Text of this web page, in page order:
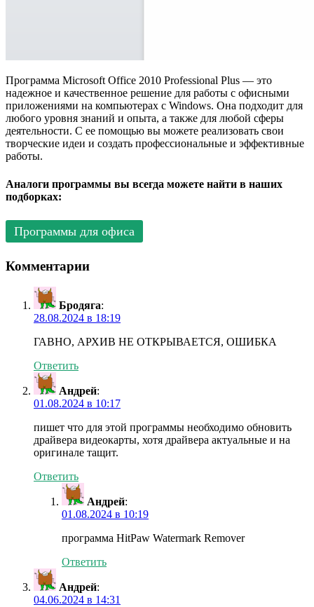
Программа Microsoft Office 2010 Professional Plus — это
надежное и качественное решение для работы с офисными
приложениями на компьютерах с Windows. Она подходит для
любого уровня знаний и опыта, а также для любой сферы
деятельности. С ее помощью вы можете реализовать свои
творческие идеи и создать профессиональные и эффективные
работы.
Аналоги программы вы всегда можете найти в наших
подборках:
Программы для офиса
Комментарии
Бродяга:
28.08.2024 в 18:19
ГАВНО, АРХИВ НЕ ОТКРЫВАЕТСЯ, ОШИБКА
Ответить
Андрей:
01.08.2024 в 10:17
пишет что для этой программы необходимо обновить
драйвера видеокарты, хотя драйвера актуальные и на
оригинале тащит.
Ответить
Андрей:
01.08.2024 в 10:19
программа HitPaw Watermark Remover
Ответить
Андрей:
04.06.2024 в 14:31